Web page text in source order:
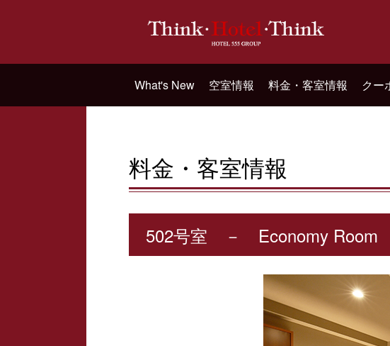
What's New 空室情報 料金・客室情報 クー
料金・客室情報
502号室 － Economy Room